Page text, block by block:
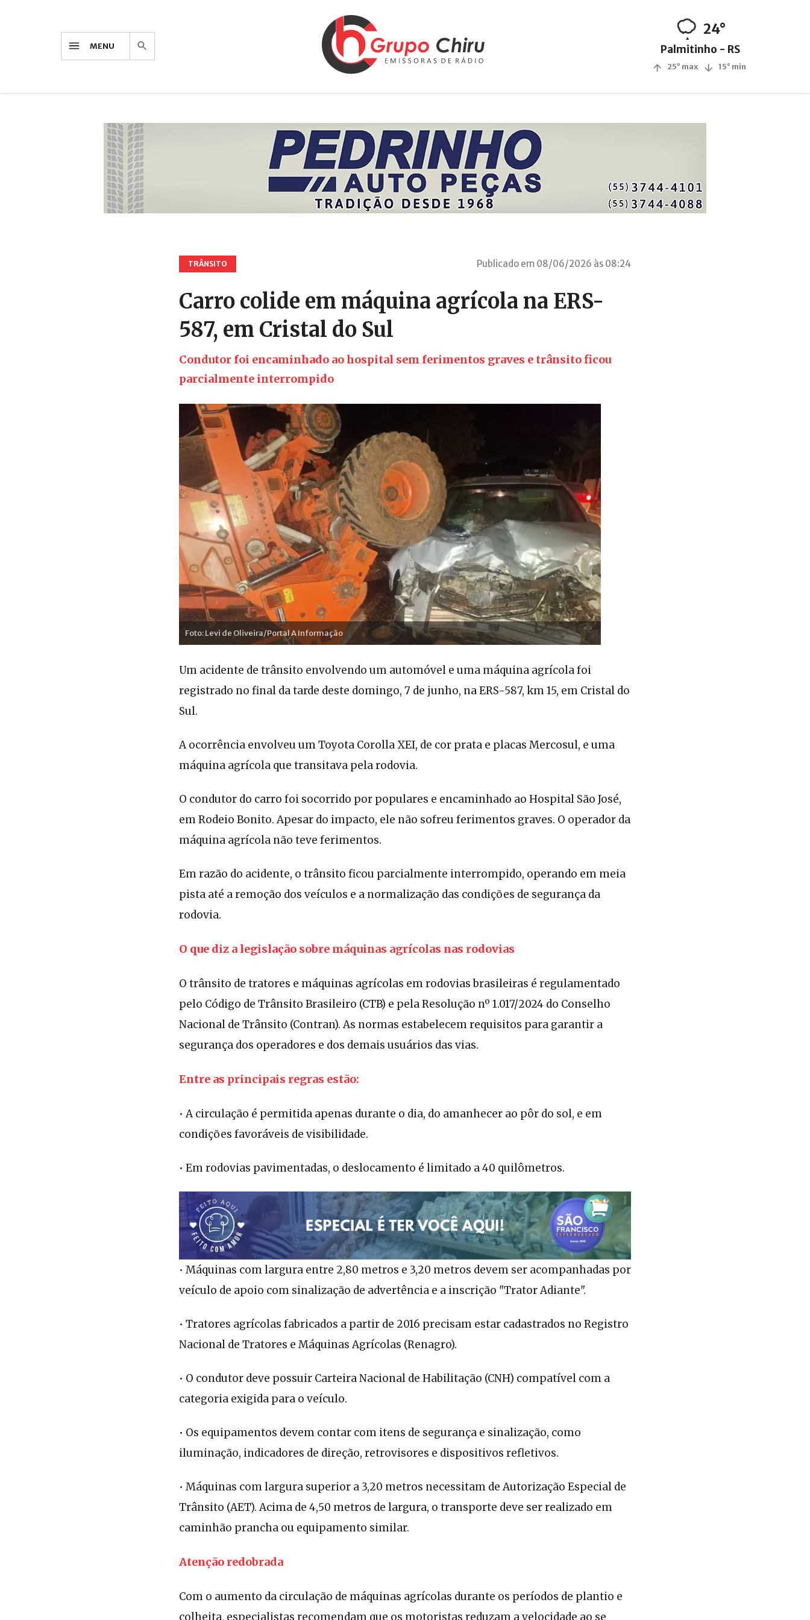
MENU
24°
Palmitinho - RS
25° max 15° min
TRÂNSITO Publicado em 08/06/2026 às 08:24
Carro colide em máquina agrícola na ERS-
587, em Cristal do Sul
Condutor foi encaminhado ao hospital sem ferimentos graves e trânsito ficou
parcialmente interrompido
Foto: Levi de Oliveira/Portal A Informação
Um acidente de trânsito envolvendo um automóvel e uma máquina agrícola foi
registrado no final da tarde deste domingo, 7 de junho, na ERS-587, km 15, em Cristal do
Sul.
A ocorrência envolveu um Toyota Corolla XEI, de cor prata e placas Mercosul, e uma
máquina agrícola que transitava pela rodovia.
O condutor do carro foi socorrido por populares e encaminhado ao Hospital São José,
em Rodeio Bonito. Apesar do impacto, ele não sofreu ferimentos graves. O operador da
máquina agrícola não teve ferimentos.
Em razão do acidente, o trânsito ficou parcialmente interrompido, operando em meia
pista até a remoção dos veículos e a normalização das condições de segurança da
rodovia.
O que diz a legislação sobre máquinas agrícolas nas rodovias
O trânsito de tratores e máquinas agrícolas em rodovias brasileiras é regulamentado
pelo Código de Trânsito Brasileiro (CTB) e pela Resolução nº 1.017/2024 do Conselho
Nacional de Trânsito (Contran). As normas estabelecem requisitos para garantir a
segurança dos operadores e dos demais usuários das vias.
Entre as principais regras estão:
• A circulação é permitida apenas durante o dia, do amanhecer ao pôr do sol, e em
condições favoráveis de visibilidade.
• Em rodovias pavimentadas, o deslocamento é limitado a 40 quilômetros.
• Máquinas com largura entre 2,80 metros e 3,20 metros devem ser acompanhadas por
veículo de apoio com sinalização de advertência e a inscrição "Trator Adiante".
• Tratores agrícolas fabricados a partir de 2016 precisam estar cadastrados no Registro
Nacional de Tratores e Máquinas Agrícolas (Renagro).
• O condutor deve possuir Carteira Nacional de Habilitação (CNH) compatível com a
categoria exigida para o veículo.
• Os equipamentos devem contar com itens de segurança e sinalização, como
iluminação, indicadores de direção, retrovisores e dispositivos refletivos.
• Máquinas com largura superior a 3,20 metros necessitam de Autorização Especial de
Trânsito (AET). Acima de 4,50 metros de largura, o transporte deve ser realizado em
caminhão prancha ou equipamento similar.
Atenção redobrada
Com o aumento da circulação de máquinas agrícolas durante os períodos de plantio e
colheita, especialistas recomendam que os motoristas reduzam a velocidade ao se